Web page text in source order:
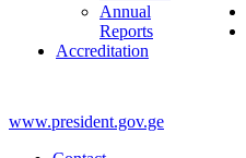
Annual
Reports
Accreditation
www.president.gov.ge